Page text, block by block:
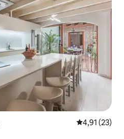
Gemiddelde
4,91 (23)